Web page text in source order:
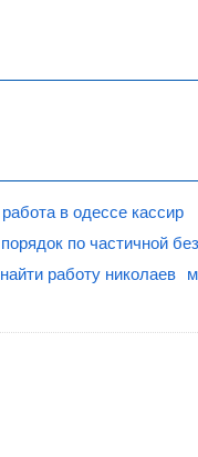
работа в одессе кассир
порядок по частичной
найти работу николаев